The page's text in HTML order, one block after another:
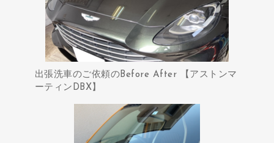
出張洗車のご依頼のBefore After 【アストンマ
ーティンDBX】